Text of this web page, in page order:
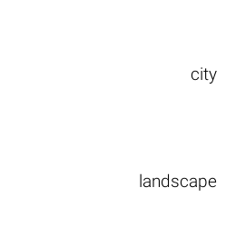
city
landscape